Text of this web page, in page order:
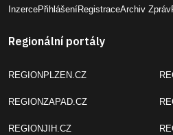
InzercePřihlášeníRegistraceArchiv Zpráv
Regionální portály
REGIONPLZEN.CZ
REGIONZAPAD.CZ
REGIONJIH.CZ